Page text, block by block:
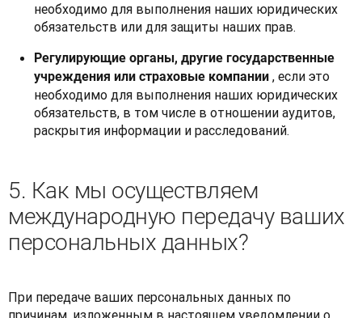
необходимо для выполнения наших юридических
обязательств или для защиты наших прав.
Регулирующие органы, другие государственные
учреждения или страховые компании , если это
необходимо для выполнения наших юридических
обязательств, в том числе в отношении аудитов,
раскрытия информации и расследований.
5. Как мы осуществляем
международную передачу ваших
персональных данных?
При передаче ваших персональных данных по
причинам, изложенным в настоящем уведомлении о